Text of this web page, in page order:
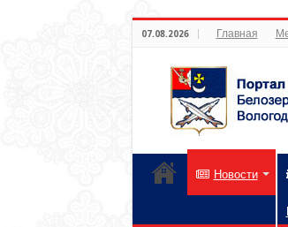
07.08.2026 Главная
Новости